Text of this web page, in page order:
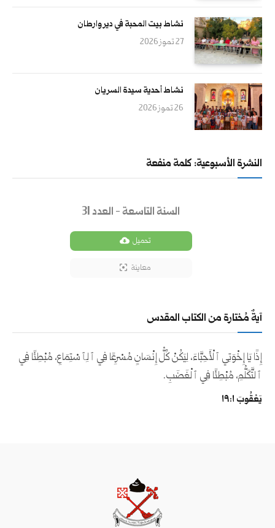
نشاط بيت المحبة في دير وارطان
27 تموز 2026
نشاط أحدية سيدة السريان
26 تموز 2026
النشرة الأسبوعية: كلمة منفعة
السنة التاسعة - العدد 31
تحميل
معاينة
آيةٌ مُختارة من الكتاب المقدس
إِذًا يَا إِخْوَتِي ٱلْأَحِبَّاءَ، لِيَكُنْ كُلُّ إِنْسَانٍ مُسْرِعًا فِي ٱلِٱسْتِمَاعِ، مُبْطِئًا فِي
ٱلتَّكَلُّمِ، مُبْطِئًا فِي ٱلْغَضَبِ.
يَعْقُوبَ ١:‏١٩